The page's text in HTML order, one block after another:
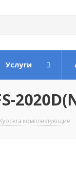
Услуги
Kyocera комплектующие